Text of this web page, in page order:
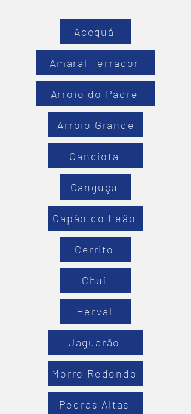
Aceguá
Amaral Ferrador
Arroio do Padre
Arroio Grande
Candiota
Canguçu
Capão do Leão
Cerrito
Chuí
Herval
Jaguarão
Morro Redondo
Pedras Altas